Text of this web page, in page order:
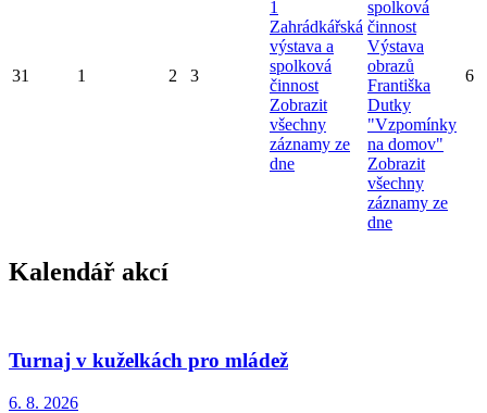
31 1 2 3
1
Zahrádkářská
výstava a
spolková
činnost
Zobrazit
všechny
záznamy ze
dne
spolková
činnost
Výstava
obrazů
Františka
Dutky
"Vzpomínky
na domov"
Zobrazit
všechny
záznamy ze
dne
6
Kalendář akcí
Turnaj v kuželkách pro mládež
6. 8. 2026